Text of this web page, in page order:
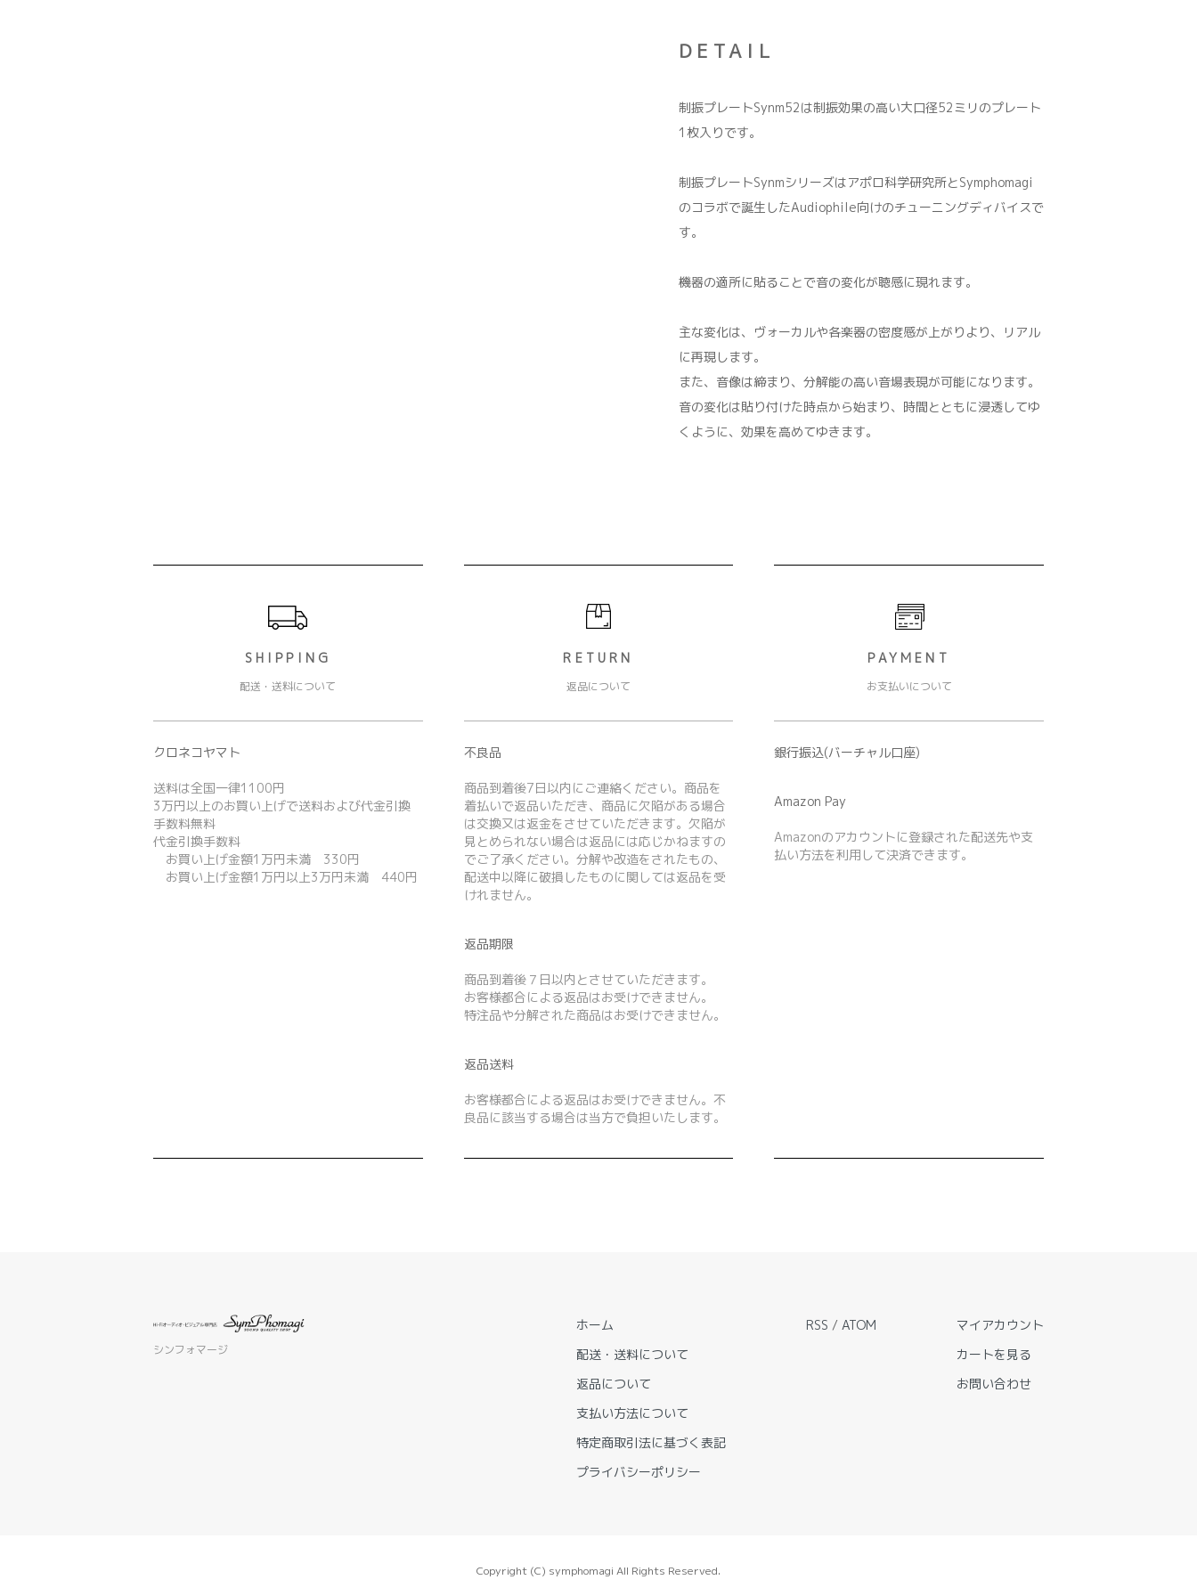
DETAIL
制振プレートSynm52は制振効果の高い大口径52ミリのプレート
1枚入りです。
制振プレートSynmシリーズはアポロ科学研究所とSymphomagi
のコラボで誕生したAudiophile向けのチューニングディバイスで
す。
機器の適所に貼ることで音の変化が聴感に現れます。
主な変化は、ヴォーカルや各楽器の密度感が上がりより、リアル
に再現します。
また、音像は締まり、分解能の高い音場表現が可能になります。
音の変化は貼り付けた時点から始まり、時間とともに浸透してゆ
くように、効果を高めてゆきます。
SHIPPING
配送・送料について
クロネコヤマト
送料は全国一律1100円
3万円以上のお買い上げで送料および代金引換
手数料無料
代金引換手数料
お買い上げ金額1万円未満 330円
お買い上げ金額1万円以上3万円未満 440円
RETURN
返品について
不良品
商品到着後7日以内にご連絡ください。商品を
着払いで返品いただき、商品に欠陥がある場合
は交換又は返金をさせていただきます。欠陥が
見とめられない場合は返品には応じかねますの
でご了承ください。分解や改造をされたもの、
配送中以降に破損したものに関しては返品を受
けれません。
返品期限
商品到着後７日以内とさせていただきます。
お客様都合による返品はお受けできません。
特注品や分解された商品はお受けできません。
返品送料
お客様都合による返品はお受けできません。不
良品に該当する場合は当方で負担いたします。
PAYMENT
お支払いについて
銀行振込(バーチャル口座)
Amazon Pay
Amazonのアカウントに登録された配送先や支
払い方法を利用して決済できます。
シンフォマージ
ホーム
配送・送料について
返品について
支払い方法について
特定商取引法に基づく表記
プライバシーポリシー
RSS / ATOM
マイアカウント
カートを見る
お問い合わせ
Copyright (C) symphomagi All Rights Reserved.